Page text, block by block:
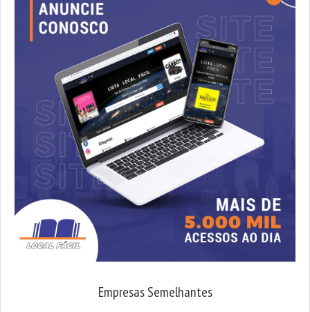
Empresas Semelhantes